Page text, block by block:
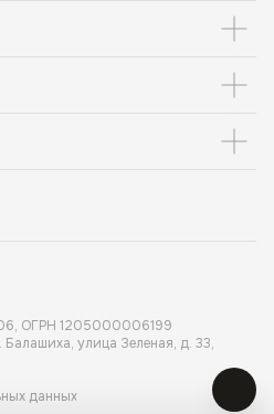
ОГРН 1205000006199
улица Зеленая, д. 33,
данных